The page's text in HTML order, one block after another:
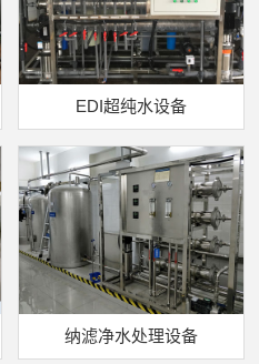
EDI超纯水设备
纳滤净水处理设备